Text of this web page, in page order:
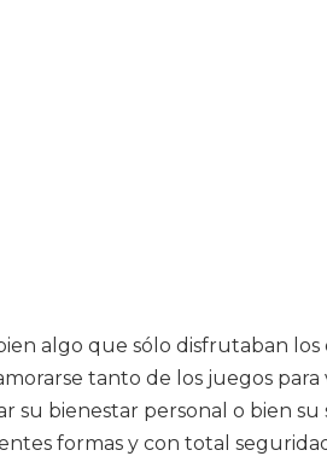
algo que sólo disfrutaban
tanto de los juegos
bienestar personal o bien
formas y con total